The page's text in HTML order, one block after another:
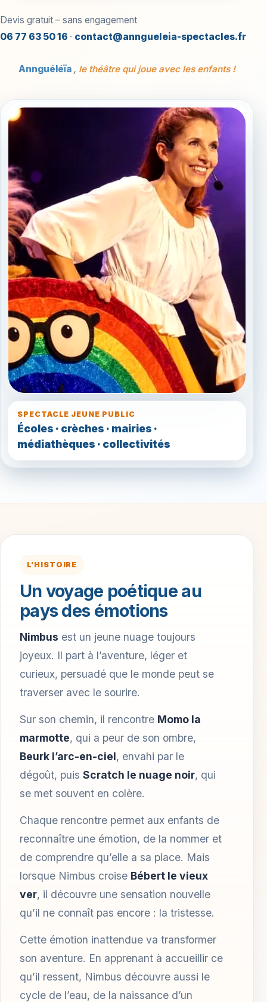
Devis gratuit – sans engagement
06 77 63 50 16 · contact@anngueleia-spectacles.fr
Annguéléïa , le théâtre qui joue avec les enfants !
SPECTACLE JEUNE PUBLIC
Écoles · crèches · mairies ·
médiathèques · collectivités
L’HISTOIRE
Un voyage poétique au
pays des émotions
Nimbus est un jeune nuage toujours
joyeux. Il part à l’aventure, léger et
curieux, persuadé que le monde peut se
traverser avec le sourire.
Sur son chemin, il rencontre Momo la
marmotte, qui a peur de son ombre,
Beurk l’arc-en-ciel, envahi par le
dégoût, puis Scratch le nuage noir, qui
se met souvent en colère.
Chaque rencontre permet aux enfants de
reconnaître une émotion, de la nommer et
de comprendre qu’elle a sa place. Mais
lorsque Nimbus croise Bébert le vieux
ver, il découvre une sensation nouvelle
qu’il ne connaît pas encore : la tristesse.
Cette émotion inattendue va transformer
son aventure. En apprenant à accueillir ce
qu’il ressent, Nimbus découvre aussi le
cycle de l’eau, de la naissance d’un